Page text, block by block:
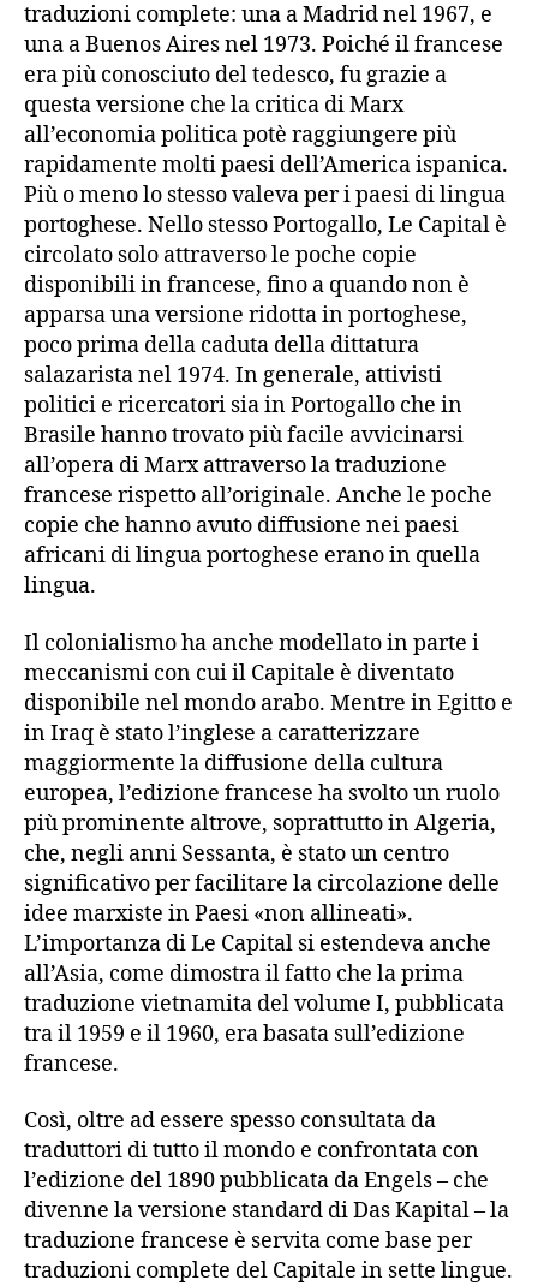
traduzioni complete: una a Madrid nel 1967, e
una a Buenos Aires nel 1973. Poiché il francese
era più conosciuto del tedesco, fu grazie a
questa versione che la critica di Marx
all’economia politica potè raggiungere più
rapidamente molti paesi dell’America ispanica.
Più o meno lo stesso valeva per i paesi di lingua
portoghese. Nello stesso Portogallo, Le Capital è
circolato solo attraverso le poche copie
disponibili in francese, fino a quando non è
apparsa una versione ridotta in portoghese,
poco prima della caduta della dittatura
salazarista nel 1974. In generale, attivisti
politici e ricercatori sia in Portogallo che in
Brasile hanno trovato più facile avvicinarsi
all’opera di Marx attraverso la traduzione
francese rispetto all’originale. Anche le poche
copie che hanno avuto diffusione nei paesi
africani di lingua portoghese erano in quella
lingua.
Il colonialismo ha anche modellato in parte i
meccanismi con cui il Capitale è diventato
disponibile nel mondo arabo. Mentre in Egitto e
in Iraq è stato l’inglese a caratterizzare
maggiormente la diffusione della cultura
europea, l’edizione francese ha svolto un ruolo
più prominente altrove, soprattutto in Algeria,
che, negli anni Sessanta, è stato un centro
significativo per facilitare la circolazione delle
idee marxiste in Paesi «non allineati».
L’importanza di Le Capital si estendeva anche
all’Asia, come dimostra il fatto che la prima
traduzione vietnamita del volume I, pubblicata
tra il 1959 e il 1960, era basata sull’edizione
francese.
Così, oltre ad essere spesso consultata da
traduttori di tutto il mondo e confrontata con
l’edizione del 1890 pubblicata da Engels – che
divenne la versione standard di Das Kapital – la
traduzione francese è servita come base per
traduzioni complete del Capitale in sette lingue.